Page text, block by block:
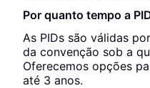
Por quanto tempo a
As PIDs são válidas
da convenção sob a
Oferecemos opções
até 3 anos.